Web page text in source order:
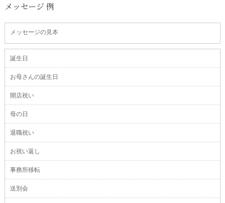
メッセージ 例
メッセージの見本
誕生日
お母さんの誕生日
開店祝い
母の日
退職祝い
お祝い返し
事務所移転
送別会